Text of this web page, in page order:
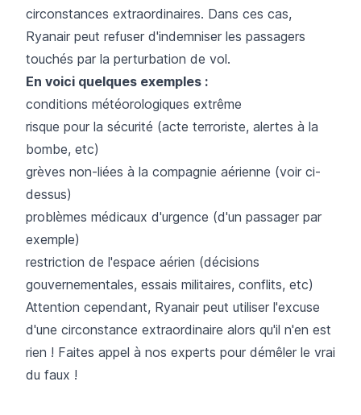
circonstances extraordinaires. Dans ces cas,
Ryanair peut refuser d'indemniser les passagers
touchés par la perturbation de vol.
En voici quelques exemples :
conditions météorologiques extrême
risque pour la sécurité (acte terroriste, alertes à la
bombe, etc)
grèves non-liées à la compagnie aérienne (voir ci-
dessus)
problèmes médicaux d'urgence (d'un passager par
exemple)
restriction de l'espace aérien (décisions
gouvernementales, essais militaires, conflits, etc)
Attention cependant, Ryanair peut utiliser l'excuse
d'une circonstance extraordinaire alors qu'il n'en est
rien ! Faites appel à nos experts pour démêler le vrai
du faux !